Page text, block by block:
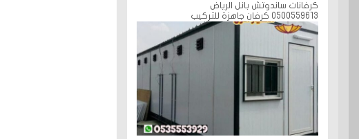
كرفانات ساندوتش بانل الرياض
0500559613 كرفان جاهزة للتركيب